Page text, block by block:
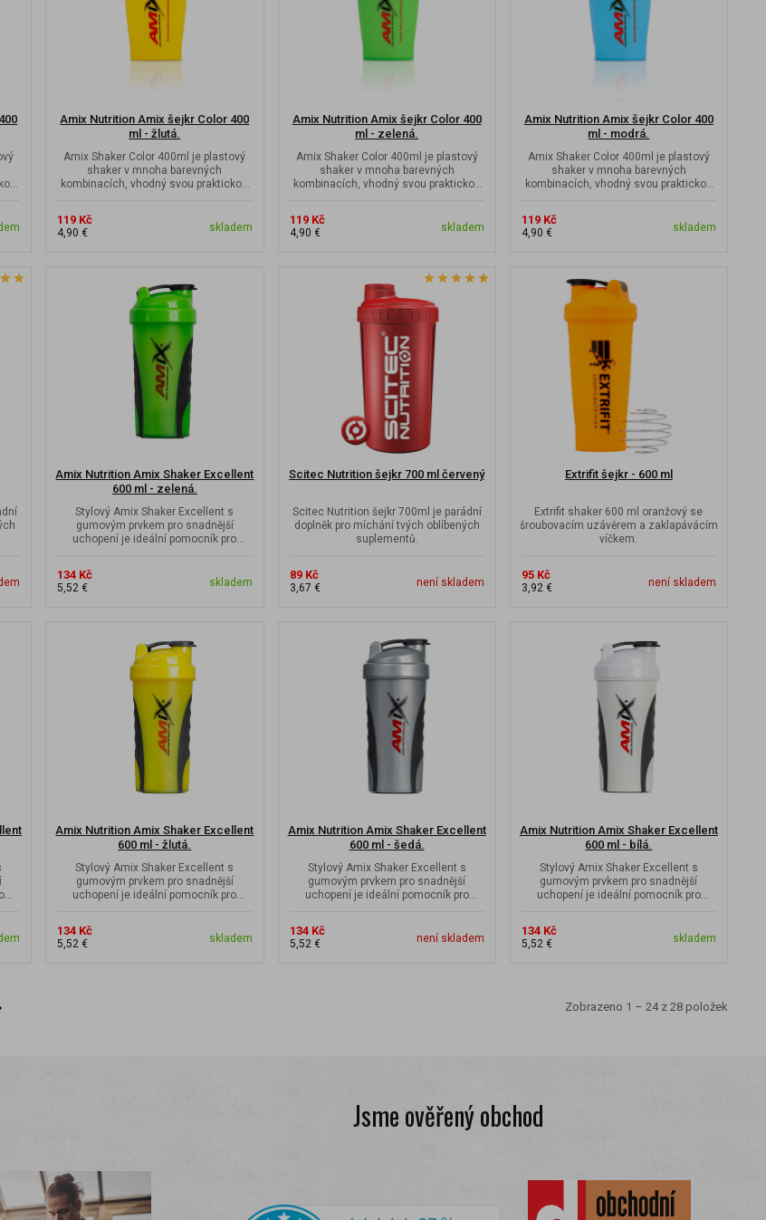
Amix Nutrition Amix šejkr Color 400
ml - žlutá.
Amix Shaker Color 400ml je plastový
shaker v mnoha barevných
kombinacích, vhodný svou praktickou
119 Kč
4,90 € skladem
Amix Nutrition Amix šejkr Color 400
ml - zelená.
Amix Shaker Color 400ml je plastový
shaker v mnoha barevných
kombinacích, vhodný svou praktickou
119 Kč
4,90 € skladem
Amix Nutrition Amix šejkr Color 400
ml - modrá.
Amix Shaker Color 400ml je plastový
shaker v mnoha barevných
kombinacích, vhodný svou praktickou
119 Kč
4,90 € skladem
Amix Nutrition Amix Shaker Excellent
600 ml - zelená.
Stylový Amix Shaker Excellent s
gumovým prvkem pro snadnější
uchopení je ideální pomocník pro
134 Kč
5,52 € skladem
Scitec Nutrition šejkr 700 ml červený
Scitec Nutrition šejkr 700ml je parádní
doplněk pro míchání tvých oblíbených
suplementů.
89 Kč
3,67 € není skladem
Extrifit šejkr - 600 ml
Extrifit shaker 600 ml oranžový se
šroubovacím uzávěrem a zaklapávácím
víčkem.
95 Kč
3,92 € není skladem
Amix Nutrition Amix Shaker Excellent
600 ml - žlutá.
Stylový Amix Shaker Excellent s
gumovým prvkem pro snadnější
uchopení je ideální pomocník pro
134 Kč
5,52 € skladem
Amix Nutrition Amix Shaker Excellent
600 ml - šedá.
Stylový Amix Shaker Excellent s
gumovým prvkem pro snadnější
uchopení je ideální pomocník pro
134 Kč
5,52 € není skladem
Amix Nutrition Amix Shaker Excellent
600 ml - bílá.
Stylový Amix Shaker Excellent s
gumovým prvkem pro snadnější
uchopení je ideální pomocník pro
134 Kč
5,52 € skladem
Zobrazeno 1 – 24 z 28 položek
Jsme ověřený obchod